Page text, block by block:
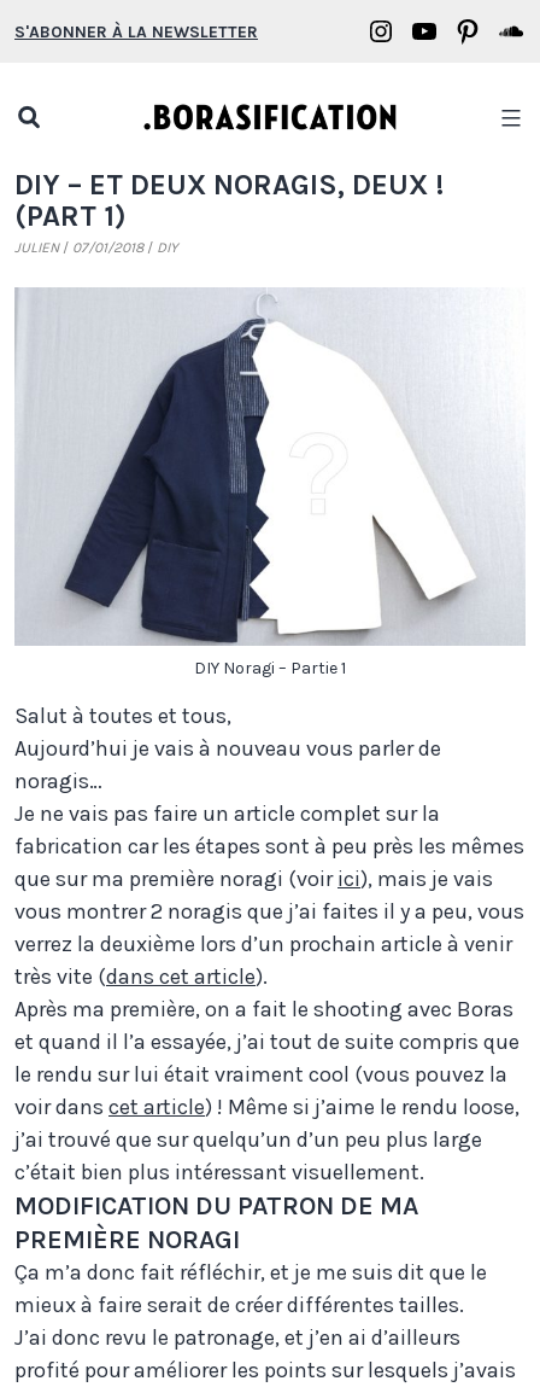
au
S'ABONNER À LA NEWSLETTER
Borasification
popup
DIY – ET DEUX NORAGIS, DEUX !
(PART 1)
JULIEN 07/01/2018 DIY
DIY Noragi – Partie 1
Salut à toutes et tous,
Aujourd’hui je vais à nouveau vous parler de
noragis…
Je ne vais pas faire un article complet sur la
fabrication car les étapes sont à peu près les mêmes
que sur ma première noragi (voirici), mais je vais
vous montrer 2 noragis que j’ai faites il y a peu, vous
verrez la deuxième lors d’un prochain article à venir
très vite (dans cet article).
Après ma première, on a fait le shooting avec Boras
et quand il l’a essayée, j’ai tout de suite compris que
le rendu sur lui était vraiment cool (vous pouvez la
voir dans cet article) ! Même si j’aime le rendu loose,
j’ai trouvé que sur quelqu’un d’un peu plus large
c’était bien plus intéressant visuellement.
MODIFICATION DU PATRON DE MA
PREMIÈRE NORAGI
Ça m’a donc fait réfléchir, et je me suis dit que le
mieux à faire serait de créer différentes tailles.
J’ai donc revu le patronage, et j’en ai d’ailleurs
profité pour améliorer les points sur lesquels j’avais